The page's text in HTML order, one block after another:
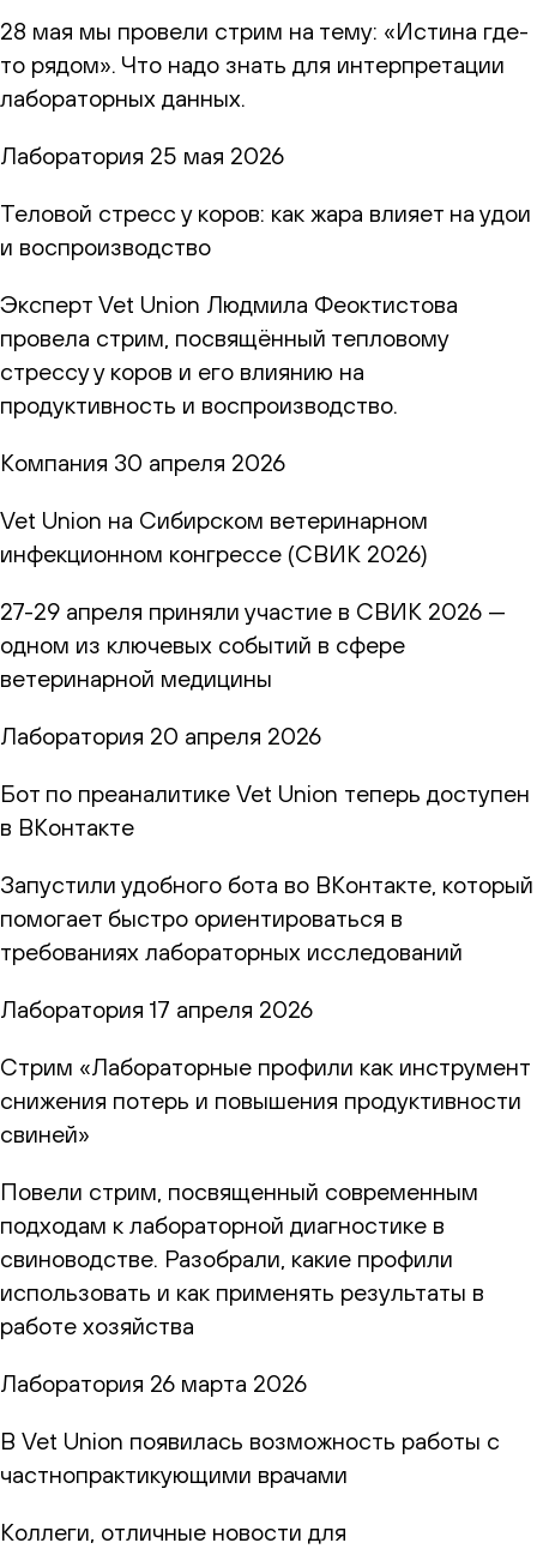
28 мая мы провели стрим на тему: «Истина где-
то рядом». Что надо знать для интерпретации
лабораторных данных.
Лаборатория 25 мая 2026
Теловой стресс у коров: как жара влияет на удои
и воспроизводство
Эксперт Vet Union Людмила Феоктистова
провела стрим, посвящённый тепловому
стрессу у коров и его влиянию на
продуктивность и воспроизводство.
Компания 30 апреля 2026
Vet Union на Сибирском ветеринарном
инфекционном конгрессе (СВИК 2026)
27-29 апреля приняли участие в СВИК 2026 —
одном из ключевых событий в сфере
ветеринарной медицины
Лаборатория 20 апреля 2026
Бот по преаналитике Vet Union теперь доступен
в ВКонтакте
Запустили удобного бота во ВКонтакте, который
помогает быстро ориентироваться в
требованиях лабораторных исследований
Лаборатория 17 апреля 2026
Стрим «Лабораторные профили как инструмент
снижения потерь и повышения продуктивности
свиней»
Повели стрим, посвященный современным
подходам к лабораторной диагностике в
свиноводстве. Разобрали, какие профили
использовать и как применять результаты в
работе хозяйства
Лаборатория 26 марта 2026
В Vet Union появилась возможность работы с
частнопрактикующими врачами
Коллеги, отличные новости для